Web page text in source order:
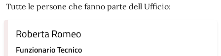
Tutte le persone che fanno parte dell Ufficio:
Roberta Romeo
Funzionario Tecnico